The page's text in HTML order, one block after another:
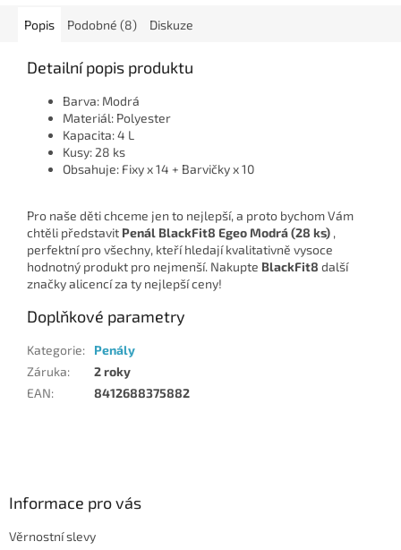
Popis Podobné (8) Diskuze
Detailní popis produktu
Barva: Modrá
Materiál: Polyester
Kapacita: 4 L
Kusy: 28 ks
Obsahuje: Fixy x 14 + Barvičky x 10
Pro naše děti chceme jen to nejlepší, a proto bychom Vám
chtěli představit Penál BlackFit8 Egeo Modrá (28 ks) ,
perfektní pro všechny, kteří hledají kvalitativně vysoce
hodnotný produkt pro nejmenší. Nakupte BlackFit8 další
značky alicencí za ty nejlepší ceny!
Doplňkové parametry
Kategorie:
Penály
Záruka:
2 roky
EAN: 8412688375882
Informace pro vás
Věrnostní slevy